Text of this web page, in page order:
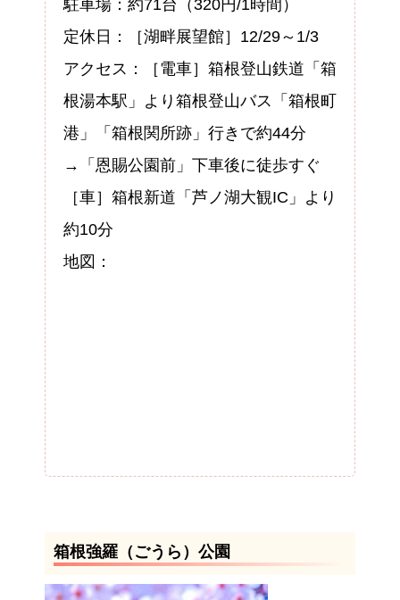
駐車場：約71台（320円/1時間）
定休日：［湖畔展望館］12/29～1/3
アクセス：［電車］箱根登山鉄道「箱
根湯本駅」より箱根登山バス「箱根町
港」「箱根関所跡」行きで約44分
→「恩賜公園前」下車後に徒歩すぐ
［車］箱根新道「芦ノ湖大観IC」より
約10分
地図：
箱根強羅（ごうら）公園